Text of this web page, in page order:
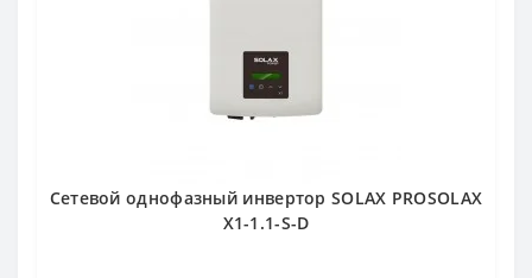
Сетевой однофазный инвертор SOLAX PROSOLAX
Х1-1.1-S-D